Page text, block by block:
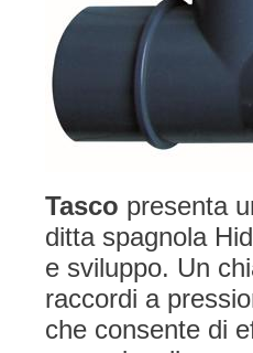
Tasco presenta
ditta spagnola
e sviluppo. Un
raccordi a
che consente di